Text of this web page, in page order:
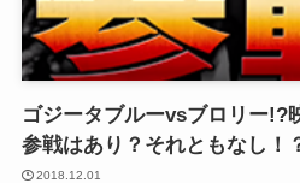
ゴジータブルーvsブロリー!?
参戦はあり？それともなし！
2018.12.01